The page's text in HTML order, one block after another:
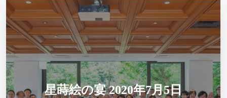
星蒔絵の宴 2020年7月5日